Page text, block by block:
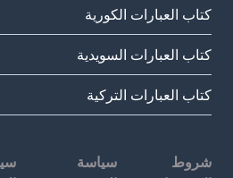
كتاب العبارات الكورية
كتاب العبارات السويدية
كتاب العبارات التركية
شروط
سياسة